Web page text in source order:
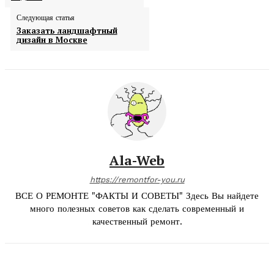
Следующая статья
Заказать ландшафтный
дизайн в Москве
Ala-Web
https://remontfor-you.ru
ВСЕ О РЕМОНТЕ "ФАКТЫ И СОВЕТЫ" Здесь Вы найдете
много полезных советов как сделать современный и
качественный ремонт.